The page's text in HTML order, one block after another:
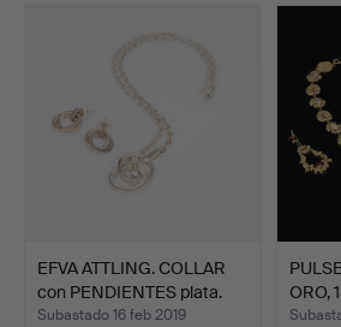
EFVA ATTLING. COLLAR
con PENDIENTES plata.
Subastado 16 feb 2019
ORO,